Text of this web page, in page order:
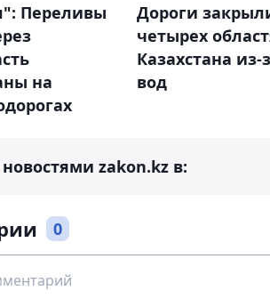
Переливы
на
Дороги
четырех
Казахстана из-
вод
zakon.kz в:
0